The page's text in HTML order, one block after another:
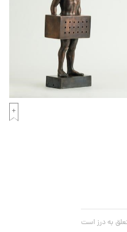
به درز است